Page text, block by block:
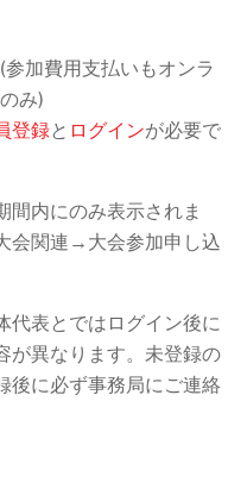
加費用支払いもオンラ
み)
登録と ログインが必要で
間内にのみ表示されま
会関連→大会参加申し込
代表とではログイン後に
が異なります。未登録の
後に必ず事務局にご連絡